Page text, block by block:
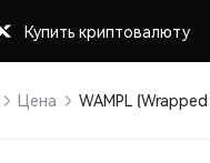
Купить криптовалюту
Цена